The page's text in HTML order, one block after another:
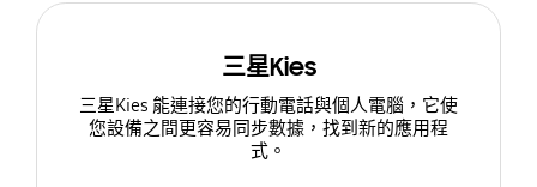
三星Kies
三星Kies 能連接您的行動電話與個人電腦，它使
您設備之間更容易同步數據，找到新的應用程
式。